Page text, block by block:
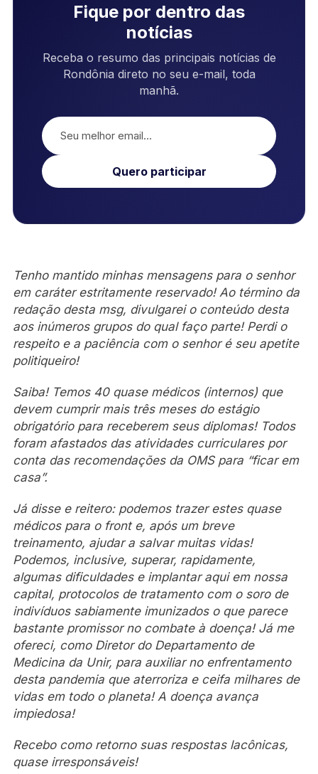
Fique por dentro das
notícias
Receba o resumo das principais notícias de
Rondônia direto no seu e-mail, toda
manhã.
Quero participar
Tenho mantido minhas mensagens para o senhor
em caráter estritamente reservado! Ao término da
redação desta msg, divulgarei o conteúdo desta
aos inúmeros grupos do qual faço parte! Perdi o
respeito e a paciência com o senhor é seu apetite
politiqueiro!
Saiba! Temos 40 quase médicos (internos) que
devem cumprir mais três meses do estágio
obrigatório para receberem seus diplomas! Todos
foram afastados das atividades curriculares por
conta das recomendações da OMS para “ficar em
casa”.
Já disse e reitero: podemos trazer estes quase
médicos para o front e, após um breve
treinamento, ajudar a salvar muitas vidas!
Podemos, inclusive, superar, rapidamente,
algumas dificuldades e implantar aqui em nossa
capital, protocolos de tratamento com o soro de
indivíduos sabiamente imunizados o que parece
bastante promissor no combate à doença! Já me
ofereci, como Diretor do Departamento de
Medicina da Unir, para auxiliar no enfrentamento
desta pandemia que aterroriza e ceifa milhares de
vidas em todo o planeta! A doença avança
impiedosa!
Recebo como retorno suas respostas lacônicas,
quase irresponsáveis!